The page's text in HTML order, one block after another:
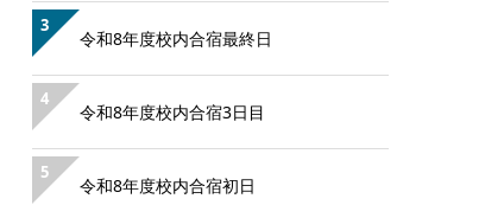
3
令和8年度校内合宿最終日
4
令和8年度校内合宿3日目
5
令和8年度校内合宿初日